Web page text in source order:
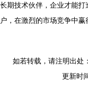
长期技术伙伴，企业才能
户，在激烈的市场竞争中赢
如若转载，请注明出处
更新时